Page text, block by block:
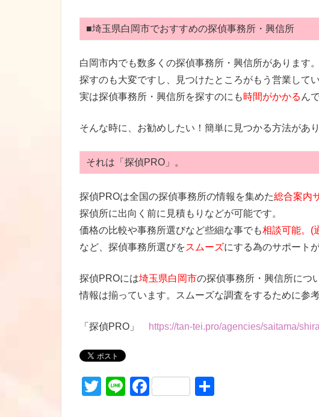
■埼玉県白岡市でおすすめの探偵事務所・興信所
白岡市内でも数多くの探偵事務所・興信所があります。
探すのも大変ですし、見つけたところがもう営業して
実は探偵事務所・興信所を探すのにも時間がかかる ん
そんな時に、お勧めしたい！簡単に見つかる方法があり
それは「探偵PRO」。
探偵PROは全国の探偵事務所の情報を集めた総合案内
探偵所に出向く前に見積もりなどが可能です。
価格の比較や事務所選びなど些細な事でも相談可能。(
など、探偵事務所選びをスムーズにする為のサポート
探偵PROには埼玉県白岡市の探偵事務所・興信所につ
情報は揃っています。スムーズな調査をするために参
「探偵PRO」 https://tan-tei.pro/agencies/saitama/
Twitter
LineFacebook